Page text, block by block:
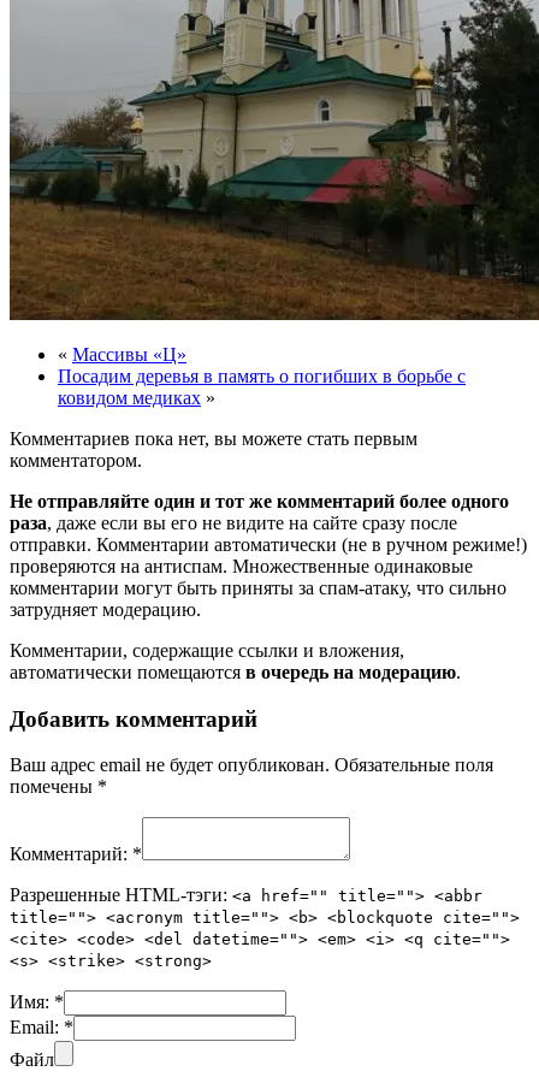
« Массивы «Ц»
Посадим деревья в память о погибших в борьбе с
ковидом медиках »
Комментариев пока нет, вы можете стать первым
комментатором.
Не отправляйте один и тот же комментарий более одного
раза, даже если вы его не видите на сайте сразу после
отправки. Комментарии автоматически (не в ручном режиме!)
проверяются на антиспам. Множественные одинаковые
комментарии могут быть приняты за спам-атаку, что сильно
затрудняет модерацию.
Комментарии, содержащие ссылки и вложения,
автоматически помещаются в очередь на модерацию.
Добавить комментарий
Ваш адрес email не будет опубликован. Обязательные поля
помечены *
Комментарий: *
Разрешенные HTML-тэги: <a href="" title=""> <abbr
title=""> <acronym title=""> <b> <blockquote cite="">
<cite> <code> <del datetime=""> <em> <i> <q cite="">
<s> <strike> <strong>
Имя: *
Email: *
Файл